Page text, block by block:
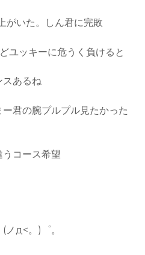
がいた。しん君に完敗
ユッキーに危うく負けると
スあるね
君の腕プルプル見たかった
コース希望
ノд<。)゜。